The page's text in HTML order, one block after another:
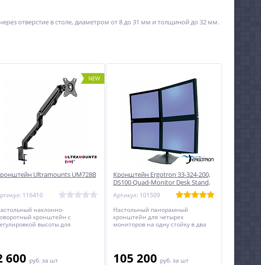
отверстие в столе, диаметром от 8 до 31 мм и толщиной до 32 мм.
NEW
Ultramounts UM728B
116410
наклонно-
кронштейн с
высоты для
600 руб. за шт
Кронштейн Ergotron 33-324-200,
DS100 Quad-Monitor Desk Stand,
Артикул: 101509
Настольный панорамный
кронштейн для четырех
мониторов на одну стойку в два
105 200 руб. за шт